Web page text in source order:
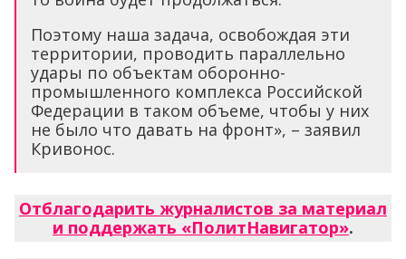
Поэтому наша задача, освобождая эти
территории, проводить параллельно
удары по объектам оборонно-
промышленного комплекса Российской
Федерации в таком объеме, чтобы у них
не было что давать на фронт», – заявил
Кривонос.
Отблагодарить журналистов за материал
и поддержать «ПолитНавигатор».